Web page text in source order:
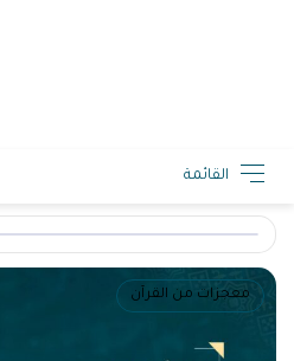
القائمة
معجزات من القرآن